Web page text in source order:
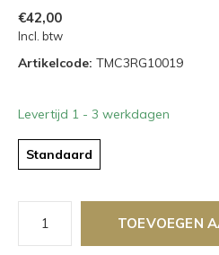
€42,00
Incl. btw
Artikelcode: TMC3RG10019
Levertijd 1 - 3 werkdagen
Standaard
TOEVOEGEN